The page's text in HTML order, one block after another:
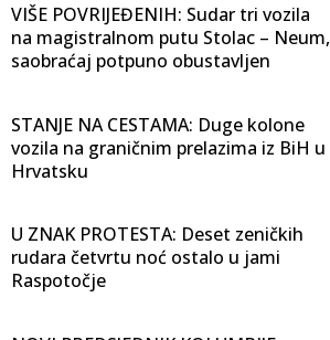
VIŠE POVRIJEĐENIH: Sudar tri vozila
na magistralnom putu Stolac – Neum,
saobraćaj potpuno obustavljen
STANJE NA CESTAMA: Duge kolone
vozila na graničnim prelazima iz BiH u
Hrvatsku
U ZNAK PROTESTA: Deset zeničkih
rudara četvrtu noć ostalo u jami
Raspotočje